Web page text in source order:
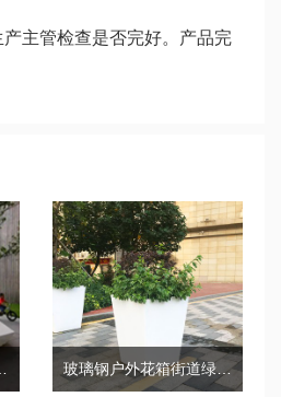
主管检查是否完好。产品完
玻璃钢户外花箱街道绿化市政景观花盆